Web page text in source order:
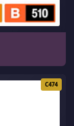
C474